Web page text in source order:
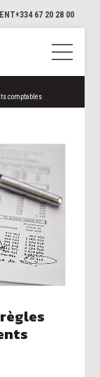
+334 67 20 28 00
comptables